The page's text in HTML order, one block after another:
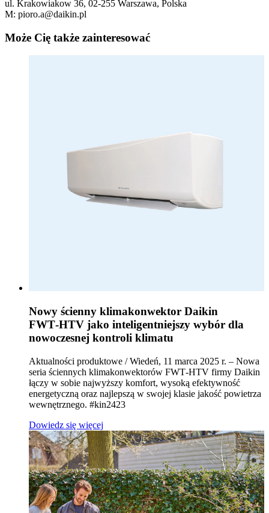
ul. Krakowiakow 36, 02-255 Warszawa, Polska
M: pioro.a@daikin.pl
Może Cię także zainteresować
Nowy ścienny klimakonwektor Daikin
FWT‑HTV jako inteligentniejszy wybór dla
nowoczesnej kontroli klimatu
Aktualności produktowe / Wiedeń, 11 marca 2025 r. – Nowa
seria ściennych klimakonwektorów FWT‑HTV firmy Daikin
łączy w sobie najwyższy komfort, wysoką efektywność
energetyczną oraz najlepszą w swojej klasie jakość powietrza
wewnętrznego. #kin2423
Dowiedz się więcej